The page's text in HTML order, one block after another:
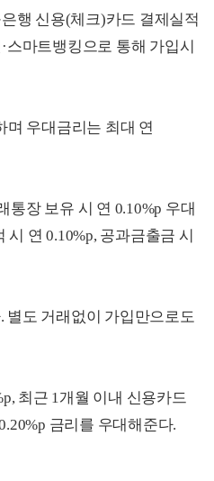
행 신용(체크)카드 결제실적
마트뱅킹으로 통해 가입시
며 우대금리는 최대 연
통장 보유 시 연 0.10%p 우대
연 0.10%p, 공과금출금 시
별도 거래없이 가입만으로도
최근 1개월 이내 신용카드
금리를 우대해준다.